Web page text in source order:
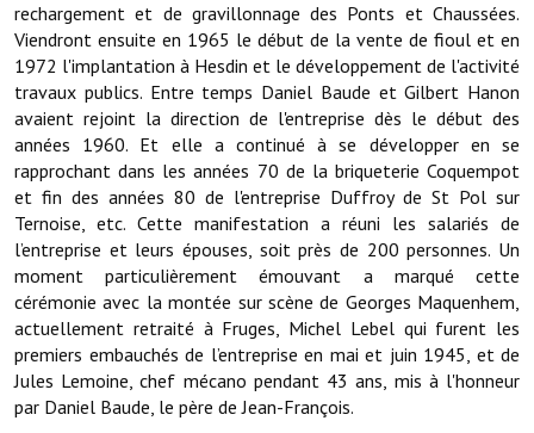
L'équipe municipale
Le personnel municipal
Les moyens financiers
Note de synthèse financière
Rapport d'orientation budgétaire
Actions et projets
Projets et travaux en cours
Procès verbaux des conseils municipaux
Communication
rechargement et de gravillonnage des Ponts et Chaussées.
Viendront ensuite en 1965 le début de la vente de fioul et en
1972 l'implantation à Hesdin et le développement de l'activité
travaux publics. Entre temps Daniel Baude et Gilbert Hanon
avaient rejoint la direction de l'entreprise dès le début des
années 1960. Et elle a continué à se développer en se
rapprochant dans les années 70 de la briqueterie Coquempot
et fin des années 80 de l'entreprise Duffroy de St Pol sur
Ternoise, etc. Cette manifestation a réuni les salariés de
l’entreprise et leurs épouses, soit près de 200 personnes. Un
moment particulièrement émouvant a marqué cette
cérémonie avec la montée sur scène de Georges Maquenhem,
actuellement retraité à Fruges, Michel Lebel qui furent les
premiers embauchés de l’entreprise en mai et juin 1945, et de
Jules Lemoine, chef mécano pendant 43 ans, mis à l'honneur
par Daniel Baude, le père de Jean-François.